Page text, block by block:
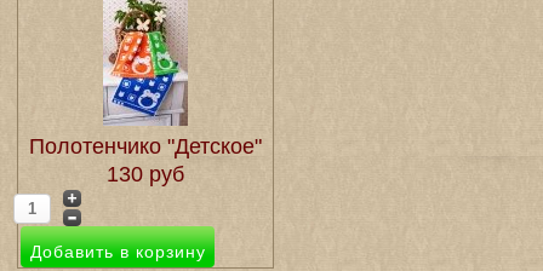
Полотенчико "Детское"
130 руб